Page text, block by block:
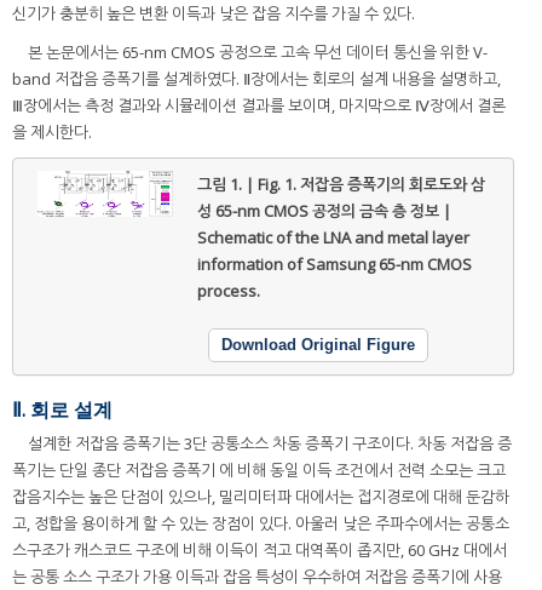
신기가 충분히 높은 변환 이득과 낮은 잡음 지수를 가질 수 있다.
본 논문에서는 65-nm CMOS 공정으로 고속 무선 데이터 통신을 위한 V-
band 저잡음 증폭기를 설계하였다. Ⅱ장에서는 회로의 설계 내용을 설명하고,
Ⅲ장에서는 측정 결과와 시뮬레이션 결과를 보이며, 마지막으로 Ⅳ장에서 결론
을 제시한다.
그림 1. | Fig. 1.저잡음 증폭기의 회로도와 삼
성 65-nm CMOS 공정의 금속 층 정보 |
Schematic of the LNA and metal layer
information of Samsung 65-nm CMOS
process.
Download Original Figure
Ⅱ. 회로 설계
설계한 저잡음 증폭기는 3단 공통소스 차동 증폭기 구조이다. 차동 저잡음 증
폭기는 단일 종단 저잡음 증폭기 에 비해 동일 이득 조건에서 전력 소모는 크고
잡음지수는 높은 단점이 있으나, 밀리미터파 대에서는 접지경로에 대해 둔감하
고, 정합을 용이하게 할 수 있는 장점이 있다. 아울러 낮은 주파수에서는 공통소
스구조가 캐스코드 구조에 비해 이득이 적고 대역폭이 좁지만, 60 GHz 대에서
는 공통 소스 구조가 가용 이득과 잡음 특성이 우수하여 저잡음 증폭기에 사용